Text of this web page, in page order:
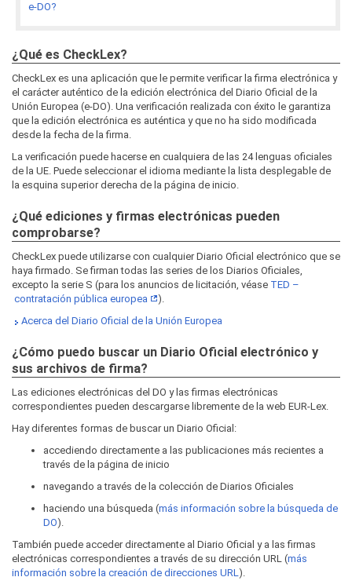
e-DO?
¿Qué es CheckLex?
CheckLex es una aplicación que le permite verificar la firma electrónica y
el carácter auténtico de la edición electrónica del Diario Oficial de la
Unión Europea (e-DO). Una verificación realizada con éxito le garantiza
que la edición electrónica es auténtica y que no ha sido modificada
desde la fecha de la firma.
La verificación puede hacerse en cualquiera de las 24 lenguas oficiales
de la UE. Puede seleccionar el idioma mediante la lista desplegable de
la esquina superior derecha de la página de inicio.
¿Qué ediciones y firmas electrónicas pueden
comprobarse?
CheckLex puede utilizarse con cualquier Diario Oficial electrónico que se
haya firmado. Se firman todas las series de los Diarios Oficiales,
excepto la serie S (para los anuncios de licitación, véase TED –
contratación pública europea
).
Acerca del Diario Oficial de la Unión Europea
¿Cómo puedo buscar un Diario Oficial electrónico y
sus archivos de firma?
Las ediciones electrónicas del DO y las firmas electrónicas
correspondientes pueden descargarse libremente de la web EUR‑Lex.
Hay diferentes formas de buscar un Diario Oficial:
accediendo directamente a las publicaciones más recientes a
través de la página de inicio
navegando a través de la colección de Diarios Oficiales
haciendo una búsqueda (más información sobre la búsqueda de
DO).
También puede acceder directamente al Diario Oficial y a las firmas
electrónicas correspondientes a través de su dirección URL (más
información sobre la creación de direcciones URL).